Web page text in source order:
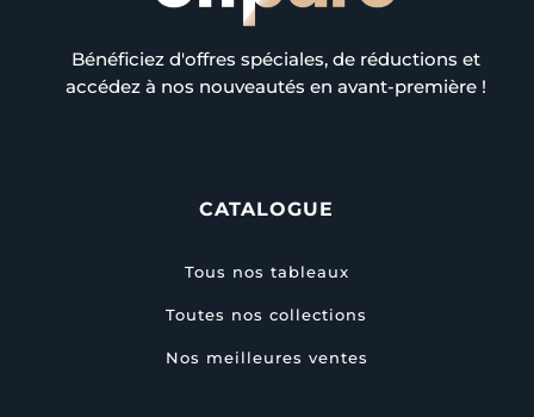
Bénéficiez d'offres spéciales, de réductions et
accédez à nos nouveautés en avant-première !
CATALOGUE
Tous nos tableaux
Toutes nos collections
Nos meilleures ventes